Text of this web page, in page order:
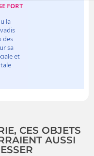
CES OBJETS
AUSSI